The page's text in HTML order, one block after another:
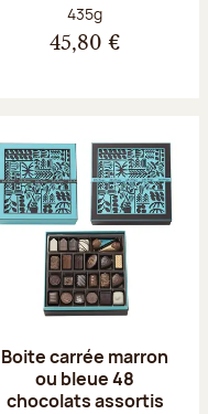
Poids net :
435g
45,80 €
Boite carrée marron
ou bleue 48
chocolats assortis